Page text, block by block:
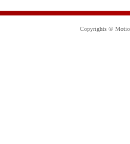
Copyrights ©